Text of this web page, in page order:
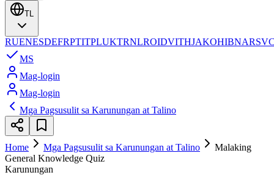
TL
RUENESDEFRPTITPLUKTRNLROIDVITHJAKOHIBNARSV
MS
Mag-login
Mag-login
Mga Pagsusulit sa Karunungan at Talino
Home Mga Pagsusulit sa Karunungan at Talino
Malaking
General Knowledge Quiz
Karunungan